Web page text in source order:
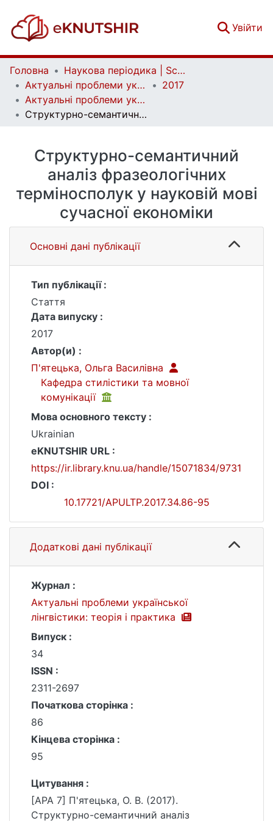
Увійти
Головна
Наукова періодика | Scientific periodicals
Актуальні проблеми української лінгвістики: теорія і практика | Current issues of Ukrainian linguistics: theory and practice
2017
Актуальні проблеми української лінгвістики: теорія і практика. Вип. 34
Структурно-семантичний аналіз фразеологічних терміносполук у науковій мові сучасної економіки
Структурно-семантичний
аналіз фразеологічних
терміносполук у науковій мові
сучасної економіки
Основні дані публікації
Тип публікації :
Стаття
Дата випуску :
2017
Автор(и) :
П'ятецька, Ольга Василівна
Кафедра стилістики та мовної
комунікації
Мова основного тексту :
Ukrainian
eKNUTSHIR URL :
https://ir.library.knu.ua/handle/15071834/9731
DOI :
10.17721/APULTP.2017.34.86-95
Додаткові дані публікації
Журнал :
Актуальні проблеми української
лінгвістики: теорія і практика
Випуск :
34
ISSN :
2311-2697
Початкова сторінка :
86
Кінцева сторінка :
95
Цитування :
[APA 7] П'ятецька, О. В. (2017).
Структурно-семантичний аналіз